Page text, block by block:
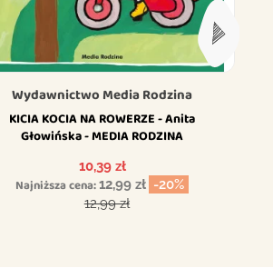
Wydawnictwo Media Rodzina
KICIA KOCIA NA ROWERZE - Anita
Głowińska - MEDIA RODZINA
Cena
10,39 zł
Najniższa cena:12,99 zł -20%
Cena podstawowa
12,99 zł